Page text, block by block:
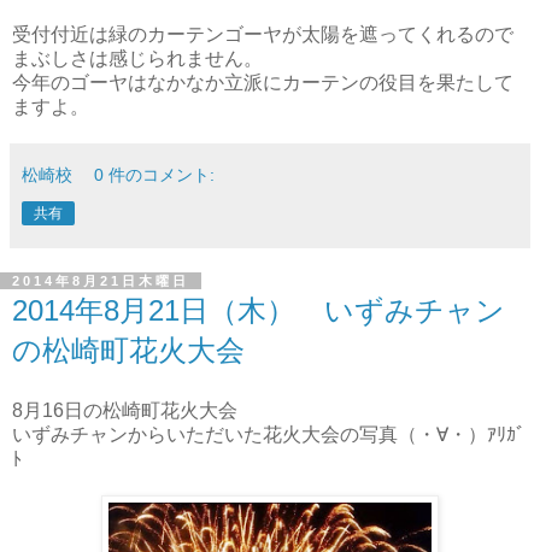
受付付近は緑のカーテンゴーヤが太陽を遮ってくれるので
まぶしさは感じられません。
今年のゴーヤはなかなか立派にカーテンの役目を果たして
ますよ。
松崎校 0 件のコメント:
共有
2014年8月21日木曜日
2014年8月21日（木） いずみチャン
の松崎町花火大会
8月16日の松崎町花火大会
いずみチャンからいただいた花火大会の写真（・∀・）ｱﾘｶﾞ
ﾄ